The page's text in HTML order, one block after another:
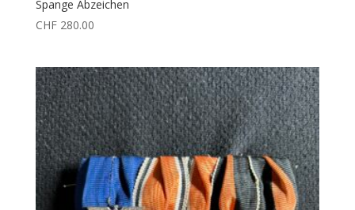
Spange Abzeichen
CHF280.00